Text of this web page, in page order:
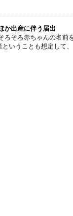
か出産に伴う届出
そろ赤ちゃんの名前
いうことも想定して